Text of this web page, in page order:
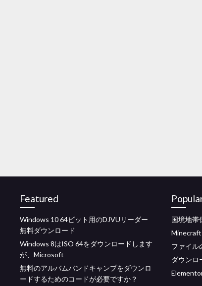
Featured
Windows 10 64ビット用のDJVUリーダー
無料ダウンロード
Windows 8はISO 64をダウンロードします
が、Microsoft
無料のアルバムバンドキャンプをダウンロ
ードするためのコードが必要ですか？
国境地帯
Minecraft
ファイル
ダウンロ